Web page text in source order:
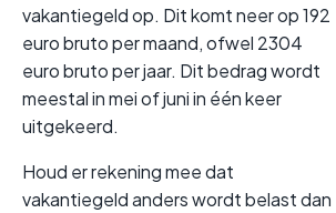
vakantiegeld op. Dit komt neer op 192
euro bruto per maand, ofwel 2304
euro bruto per jaar. Dit bedrag wordt
meestal in mei of juni in één keer
uitgekeerd.
Houd er rekening mee dat
vakantiegeld anders wordt belast dan